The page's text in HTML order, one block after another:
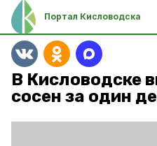
Портал Кисловодска
В Кисловодске
сосен за один